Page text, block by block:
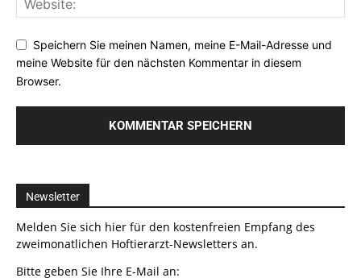
Speichern Sie meinen Namen, meine E-Mail-Adresse und
meine Website für den nächsten Kommentar in diesem
Browser.
Newsletter
Melden Sie sich hier für den kostenfreien Empfang des
zweimonatlichen Hoftierarzt-Newsletters an.
Bitte geben Sie Ihre E-Mail an: